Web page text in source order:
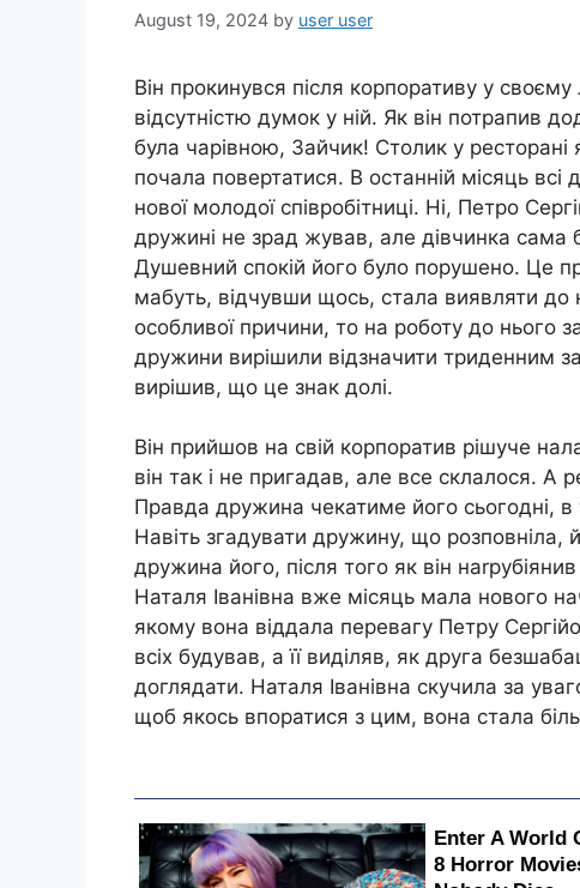
August 19, 2024 by user user
Він прокинувся після корпоративу у
відсутністю думок у ній. Як він потрапив
була чарівною, Зайчик! Столик у ресторані
почала повертатися. В останній місяць
нової молодої співробітниці. Ні, Петро
дружині не зрад жував, але дівчинка сама
Душевний спокій його було порушено. Це
мабуть, відчувши щось, стала виявляти до
особливої причини, то на роботу до нього
дружини вирішили відзначити триденним
вирішив, що це знак долі.
Він прийшов на свій корпоратив рішуче
він так і не пригадав, але все склалося. А
Правда дружина чекатиме його сьогодні, в
Навіть згадувати дружину, що
дружина його, після того як він
Наталя Іванівна вже місяць мала нового
якому вона віддала перевагу Петру
всіх будував, а її виділяв, як друга
доглядати. Наталя Іванівна скучила за
щоб якось впоратися з цим, вона стала